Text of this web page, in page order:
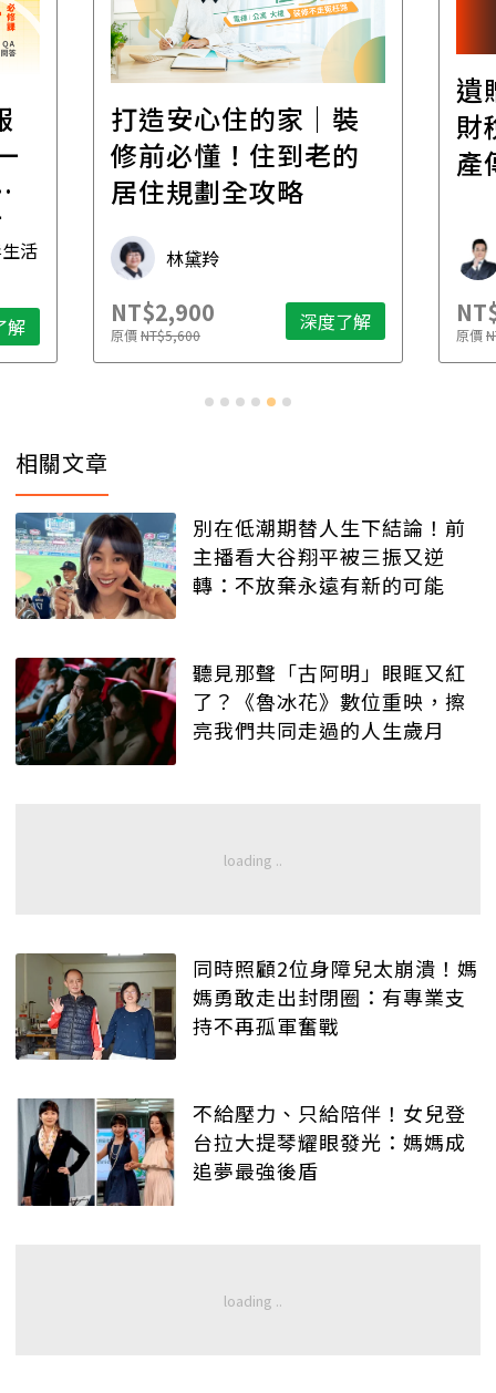
活
解
打造安心住的家｜裝
修前必懂！住到老的
居住規劃全攻略
林黛羚
NT$2,900
原價NT$5,600 深度了解
遺
財
產
原價
相關文章
別在低潮期替人生下結論！前
主播看大谷翔平被三振又逆
轉：不放棄永遠有新的可能
聽見那聲「古阿明」眼眶又紅
了？《魯冰花》數位重映，擦
亮我們共同走過的人生歲月
同時照顧2位身障兒太崩潰！媽
媽勇敢走出封閉圈：有專業支
持不再孤軍奮戰
不給壓力、只給陪伴！女兒登
台拉大提琴耀眼發光：媽媽成
追夢最強後盾